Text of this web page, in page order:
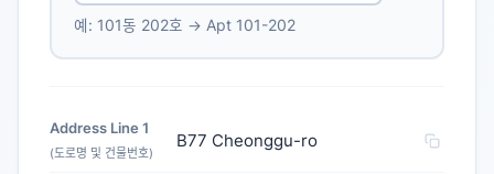
예: 101동 202호 → Apt 101-202
Address Line 1
(도로명 및 건물번호)
B77 Cheonggu-ro